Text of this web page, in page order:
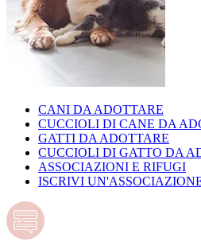
CANI DA ADOTTARE
CUCCIOLI DI CANE DA
GATTI DA ADOTTARE
CUCCIOLI DI GATTO DA
ASSOCIAZIONI E RIFUGI
ISCRIVI